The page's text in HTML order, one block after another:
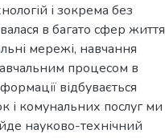
і зокрема без
в багато сфер життя
мережі, навчання
процесом в
відбувається
і комунальних послуг ми
науково-технічний